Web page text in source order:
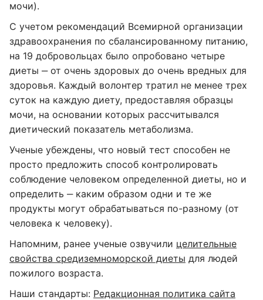
мочи).
С учетом рекомендаций Всемирной организации
здравоохранения по сбалансированному питанию,
на 19 добровольцах было опробовано четыре
диеты ‒ от очень здоровых до очень вредных для
здоровья. Каждый волонтер тратил не менее трех
суток на каждую диету, предоставляя образцы
мочи, на основании которых рассчитывался
диетический показатель метаболизма.
Ученые убеждены, что новый тест способен не
просто предложить способ контролировать
соблюдение человеком определенной диеты, но и
определить ‒ каким образом одни и те же
продукты могут обрабатываться по-разному (от
человека к человеку).
Напомним, ранее ученые озвучили целительные
свойства средиземноморской диеты для людей
пожилого возраста.
Наши стандарты: Редакционная политика сайта